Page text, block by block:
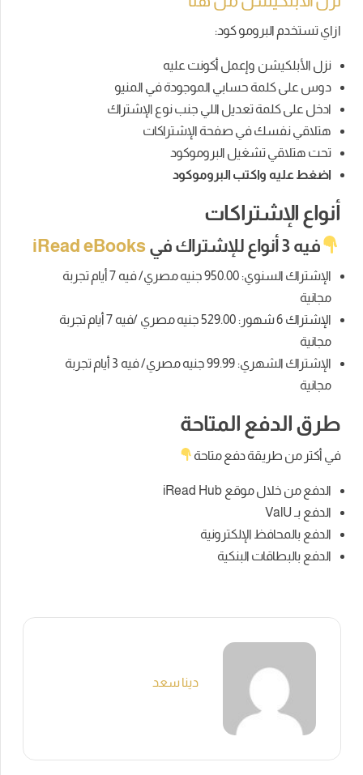
ازاي تستخدم البرومو كود:
نزل الأبلكيشن وإعمل أكونت عليه
دوس على كلمة حسابي الموجودة في المنيو
ادخل على كلمة تعديل اللي جنب نوع الإشتراك
هتلاقي نفسك في صفحة الإشتراكات
تحت هتلاقي تشغيل البروموكود
اضغط عليه واكتب البروموكود
أنواع الإشتراكات
فيه 3 أنواع للإشتراك في iRead eBooks
الإشتراك السنوي: 950.00 جنيه مصري/ فيه 7 أيام تجربة
مجانية
الإشتراك 6 شهور: 529.00 جنيه مصري /فيه 7 أيام تجربة
مجانية
الإشتراك الشهري: 99.99 جنيه مصري/ فيه 3 أيام تجربة
مجانية
طرق الدفع المتاحة
في أكتر من طريقة دفع متاحة
الدفع من خلال موقع iRead Hub
الدفع بـ ValU
الدفع بالمحافظ الإلكترونية
الدفع بالبطاقات البنكية
دينا سعد